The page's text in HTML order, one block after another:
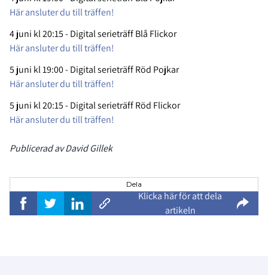
Här ansluter du till träffen!
4 juni kl 20:15 - Digital serieträff Blå Flickor
Här ansluter du till träffen!
5 juni kl 19:00 - Digital serieträff Röd Pojkar
Här ansluter du till träffen!
5 juni kl 20:15 - Digital serieträff Röd Flickor
Här ansluter du till träffen!
Publicerad av David Gillek
Dela
Klicka här för att dela
artikeln